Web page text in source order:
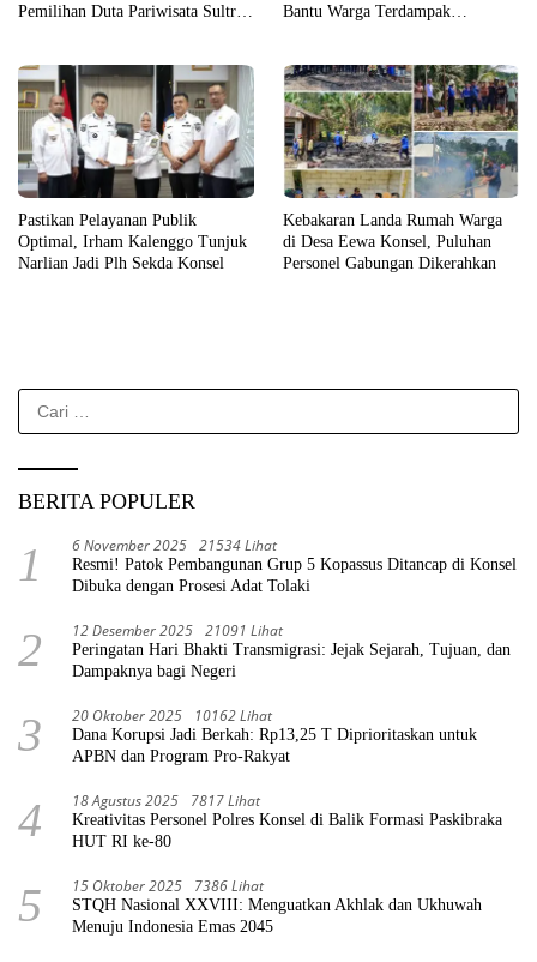
Pemilihan Duta Pariwisata Sultra
Bantu Warga Terdampak
Pastikan Pelayanan Publik
Optimal, Irham Kalenggo Tunjuk
Narlian Jadi Plh Sekda Konsel
Kebakaran Landa Rumah Warga
di Desa Eewa Konsel, Puluhan
Personel Gabungan Dikerahkan
Cari
untuk:
BERITA POPULER
1 6 November 2025 21534 Lihat
Resmi! Patok Pembangunan Grup 5 Kopassus Ditancap di Konsel
Dibuka dengan Prosesi Adat Tolaki
2 12 Desember 2025 21091 Lihat
Peringatan Hari Bhakti Transmigrasi: Jejak Sejarah, Tujuan, dan
Dampaknya bagi Negeri
3 20 Oktober 2025 10162 Lihat
Dana Korupsi Jadi Berkah: Rp13,25 T Diprioritaskan untuk
APBN dan Program Pro-Rakyat
4 18 Agustus 2025 7817 Lihat
Kreativitas Personel Polres Konsel di Balik Formasi Paskibraka
HUT RI ke-80
5 15 Oktober 2025 7386 Lihat
STQH Nasional XXVIII: Menguatkan Akhlak dan Ukhuwah
Menuju Indonesia Emas 2045